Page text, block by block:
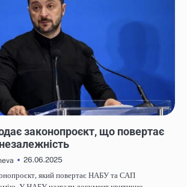
законопроєкт, що повертає
26.06.2025
який повертає НАБУ та САП